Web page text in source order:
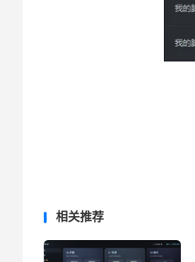
相关推荐